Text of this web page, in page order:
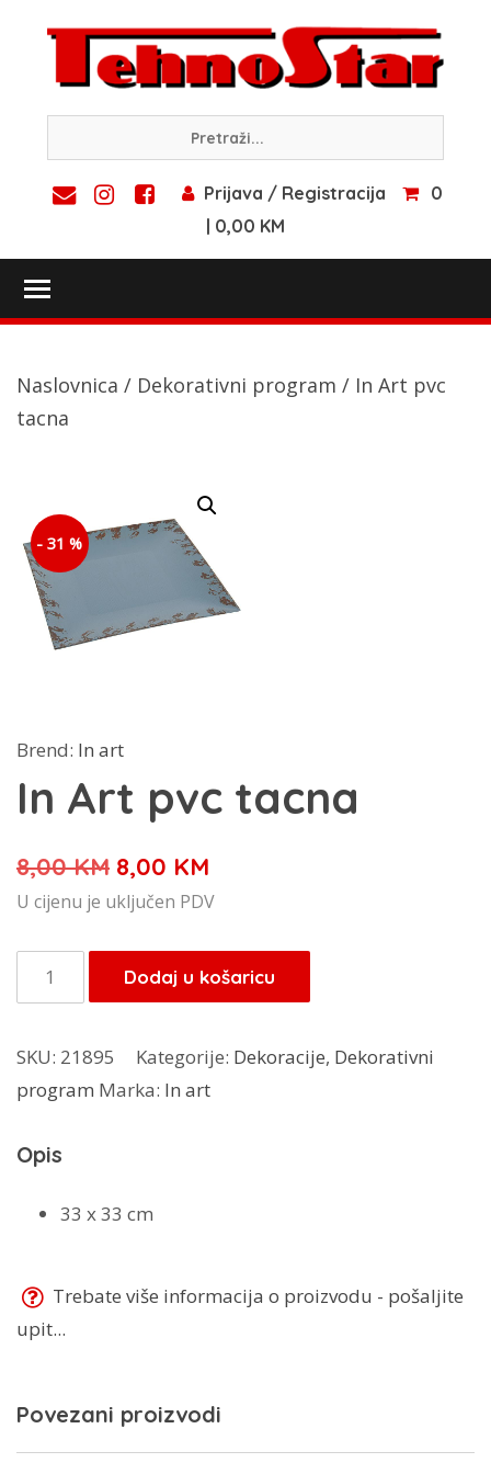
content
Prijava / Registracija
0
| 0,00 KM
Naslovnica / Dekorativni program / In Art pvc
tacna
- 31 %
Brend: In art
In Art pvc tacna
8,00KM Izvorna
cijena
je:
8,00 KM.
8,00 KM
cijena
8,00 KM.
U cijenu je uključen PDV
Art
tacna
količina
Dodaj u košaricu
SKU: 21895 Kategorije: Dekoracije, Dekorativni
program Marka: In art
Opis
33 x 33 cm
Trebate više informacija o proizvodu - pošaljite
upit...
Povezani proizvodi